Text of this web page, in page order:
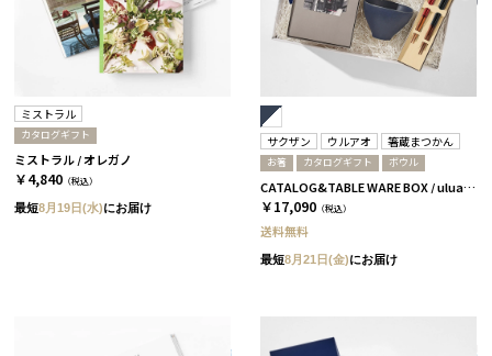
ミストラル
カタログギフト
ミストラル / オレガノ
￥4,840 （税込）
最短8月19日(水)にお届け
サクザン ウルアオ 箸蔵まつかん
お箸 カタログギフト ボウル
CATALOG&TABLE WARE BOX / uluao / ネイビー&ホワイト / 全5種 イヴェット
￥17,090 （税込）
送料無料
最短8月21日(金)にお届け